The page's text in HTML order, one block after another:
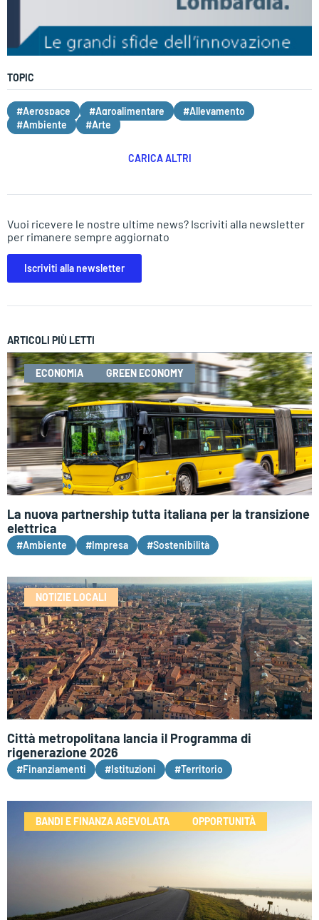
TOPIC
#Aerospace #Agroalimentare
#Allevamento
#Ambiente
#Arte
CARICA ALTRI
Vuoi ricevere le nostre ultime news? Iscriviti alla newsletter
per rimanere sempre aggiornato
Iscriviti alla newsletter
ARTICOLI PIÙ LETTI
ECONOMIA GREEN ECONOMY
La nuova partnership tutta italiana per la transizione
elettrica
#Ambiente #Impresa #Sostenibilità
NOTIZIE LOCALI
Città metropolitana lancia il Programma di
rigenerazione 2026
#Finanziamenti #Istituzioni #Territorio
BANDI E FINANZA AGEVOLATA OPPORTUNITÀ